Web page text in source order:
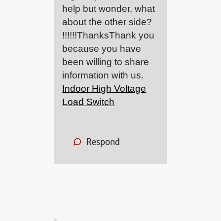
help but wonder, what
about the other side?
!!!!!!ThanksThank you
because you have
been willing to share
information with us.
Indoor High Voltage
Load Switch
Respond